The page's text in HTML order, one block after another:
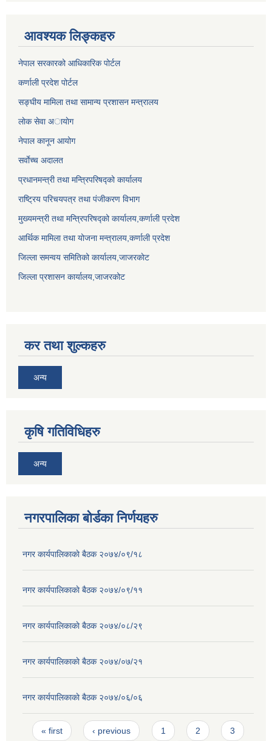
आवश्यक लिङ्कहरु
नेपाल सरकारको आधिकारिक पोर्टल
कर्णाली प्रदेश पोर्टल
सङ्घीय मामिला तथा सामान्य प्रशासन मन्त्रालय
लाेक सेवा अायाेग
नेपाल कानून आयोग
सर्वाेच्च अदालत
प्रधानमन्त्री तथा मन्त्रिपरिषद्को कार्यालय
राष्ट्रिय परिचयपत्र तथा पंजीकरण विभाग
मुख्यमन्त्री तथा मन्त्रिपरिषद्को कार्यालय,कर्णाली प्रदेश
आर्थिक मामिला तथा योजना मन्त्रालय,कर्णाली प्रदेश
जिल्ला समन्वय समितिको कार्यालय,जाजरकाेट
जिल्ला प्रशासन कार्यालय,जाजरकोट
कर तथा शुल्कहरु
अन्य
कृषि गतिविधिहरु
अन्य
नगरपालिका बोर्डका निर्णयहरु
नगर कार्यपालिकाकाे बैठक २०७४/०९/१८
नगर कार्यपालिकाकाे बैठक २०७४/०९/११
नगर कार्यपालिकाकाे बैठक २०७४/०८/२९
नगर कार्यपालिकाकाे बैठक २०७४/०७/२१
नगर कार्यपालिकाकाे बैठक २०७४/०६/०६
Pages
« first ‹ previous 1 2 3